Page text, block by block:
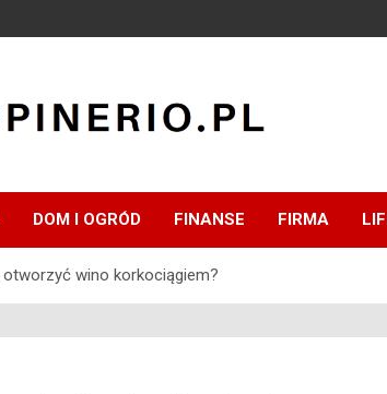
DOM I OGRÓD FINANSE FIRMA
otworzyć wino korkociągiem?